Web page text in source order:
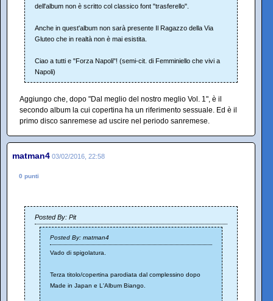
dell'album non è scritto col classico font "trasferello".
Anche in quest'album non sarà presente Il Ragazzo della Via
Gluteo che in realtà non è mai esistita.
Ciao a tutti e "Forza Napoli"! (semi-cit. di Femminiello che vivi a
Napoli)
Aggiungo che, dopo "Dal meglio del nostro meglio Vol. 1", è il
secondo album la cui copertina ha un riferimento sessuale. Ed è il
primo disco sanremese ad uscire nel periodo sanremese.
matman4 03/02/2016, 22:58
0 punti
Posted By: Pit
Posted By: matman4
Vado di spigolatura.
Terza titolo/copertina parodiata dal complessino dopo
Made in Japan e L'Album Biango.